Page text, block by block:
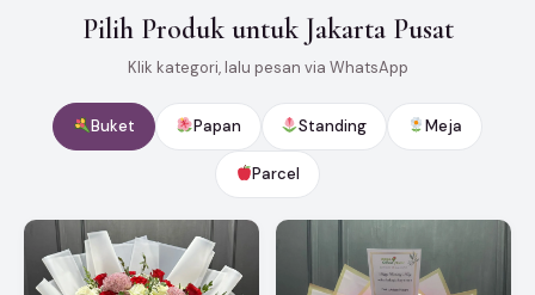
Pilih Produk untuk Jakarta Pusat
Klik kategori, lalu pesan via WhatsApp
Buket Papan Standing Meja
Parcel